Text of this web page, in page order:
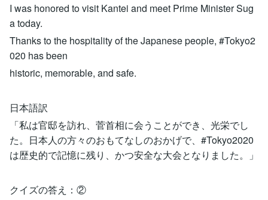
I was honored to visit Kantei and meet Prime Minister Sug
a today.
Thanks to the hospitality of the Japanese people, #Tokyo2
020 has been
historic, memorable, and safe.
日本語訳
「私は官邸を訪れ、菅首相に会うことができ、光栄でし
た。日本人の方々のおもてなしのおかげで、#Tokyo2020
は歴史的で記憶に残り、かつ安全な大会となりました。」
クイズの答え：②